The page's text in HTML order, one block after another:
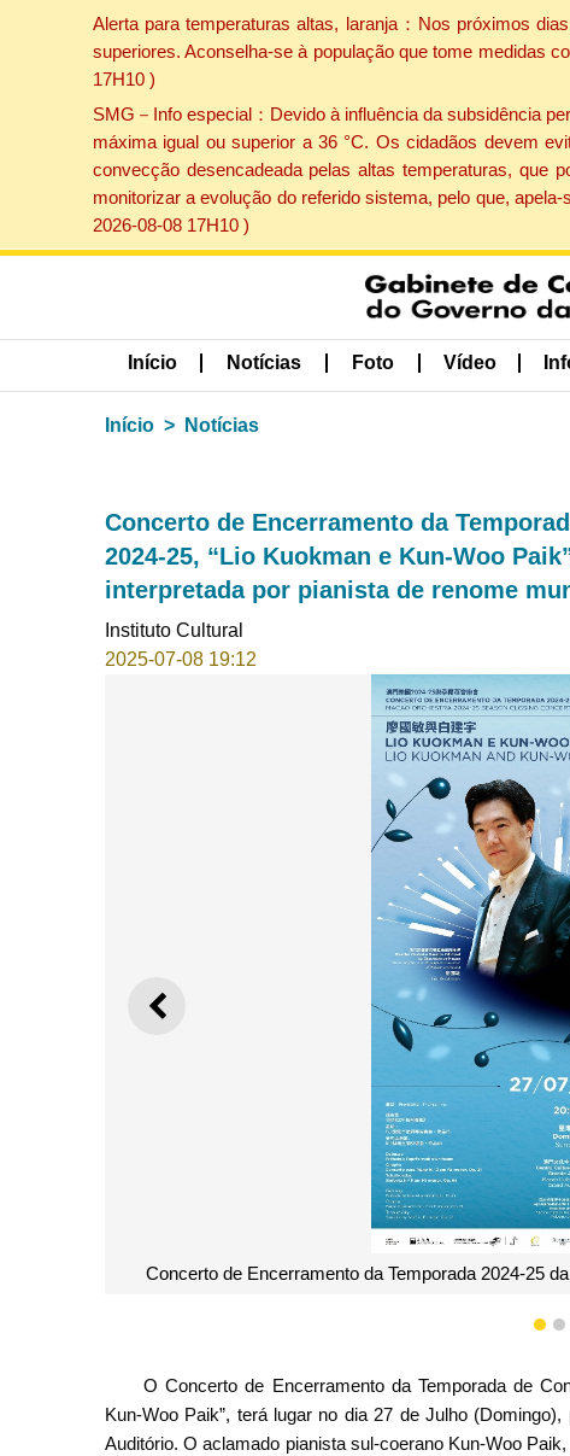
Alerta para temperaturas altas, laranja：Nos próximos
superiores. Aconselha-se à população que tome medidas
17H10 )
SMG－Info especial：Devido à influência da subsidência
máxima igual ou superior a 36 °C. Os cidadãos devem
convecção desencadeada pelas altas temperaturas, que
monitorizar a evolução do referido sistema, pelo que,
2026-08-08 17H10 )
Início Notícias Foto Vídeo
Início Notícias
Concerto de Encerramento da
2024-25, “Lio Kuokman e Kun-Woo
interpretada por pianista de renome
Instituto Cultural
2025-07-08 19:12
ANTERIOR
Director Musical e Maestro
1 2
O Concerto de Encerramento da Temporada de
Kun-Woo Paik”, terá lugar no dia 27 de Julho
Auditório. O aclamado pianista sul-coerano Kun-Woo